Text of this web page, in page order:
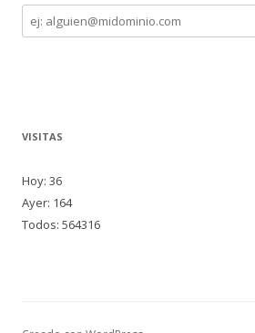
Dirección
de
correo
VISITAS
Hoy: 36
Ayer: 164
Todos: 564316